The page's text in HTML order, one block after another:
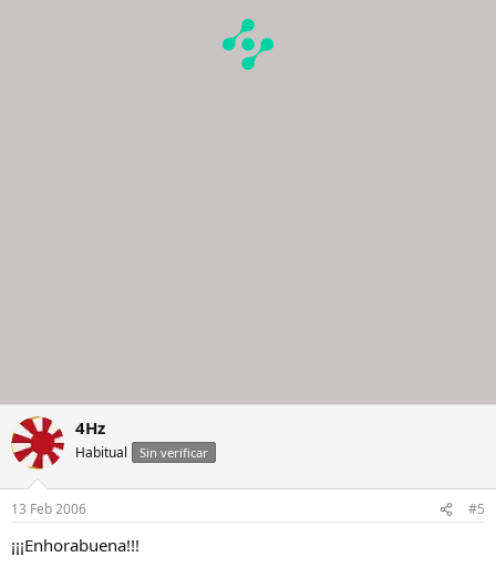
4Hz
Habitual Sin verificar
13 Feb 2006 #5
¡¡¡Enhorabuena!!!